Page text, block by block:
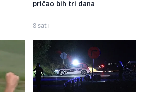
pričao bih tri dana
8 sati